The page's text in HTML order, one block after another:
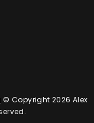
© Copyright 2026 Alex